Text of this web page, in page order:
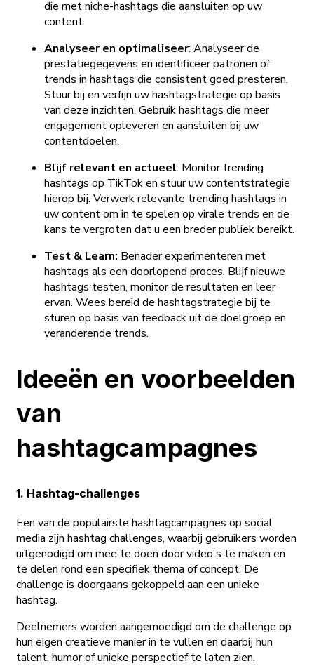
die met niche-hashtags die aansluiten op uw
content.
Analyseer en optimaliseer: Analyseer de
prestatiegegevens en identificeer patronen of
trends in hashtags die consistent goed presteren.
Stuur bij en verfijn uw hashtagstrategie op basis
van deze inzichten. Gebruik hashtags die meer
engagement opleveren en aansluiten bij uw
contentdoelen.
Blijf relevant en actueel: Monitor trending
hashtags op TikTok en stuur uw contentstrategie
hierop bij. Verwerk relevante trending hashtags in
uw content om in te spelen op virale trends en de
kans te vergroten dat u een breder publiek bereikt.
Test & Learn: Benader experimenteren met
hashtags als een doorlopend proces. Blijf nieuwe
hashtags testen, monitor de resultaten en leer
ervan. Wees bereid de hashtagstrategie bij te
sturen op basis van feedback uit de doelgroep en
veranderende trends.
Ideeën en voorbeelden
van
hashtagcampagnes
1. Hashtag-challenges
Een van de populairste hashtagcampagnes op social
media zijn hashtag challenges, waarbij gebruikers worden
uitgenodigd om mee te doen door video's te maken en
te delen rond een specifiek thema of concept. De
challenge is doorgaans gekoppeld aan een unieke
hashtag.
Deelnemers worden aangemoedigd om de challenge op
hun eigen creatieve manier in te vullen en daarbij hun
talent, humor of unieke perspectief te laten zien.